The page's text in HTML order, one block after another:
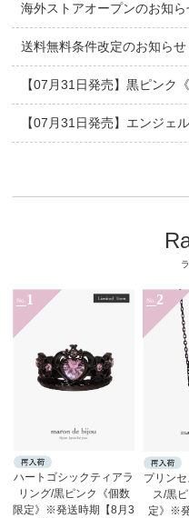
海外ストアオープンのお知
送料無料条件改定のお知らせ
【07月31日発売】黒ピンク
【07月31日発売】エンジェ
No. 1
ハートゴシックティアラ
リング/黒ピンク《個数
限定》※発送時期【8月3
No. 2
プリン
ス/黒
定》※